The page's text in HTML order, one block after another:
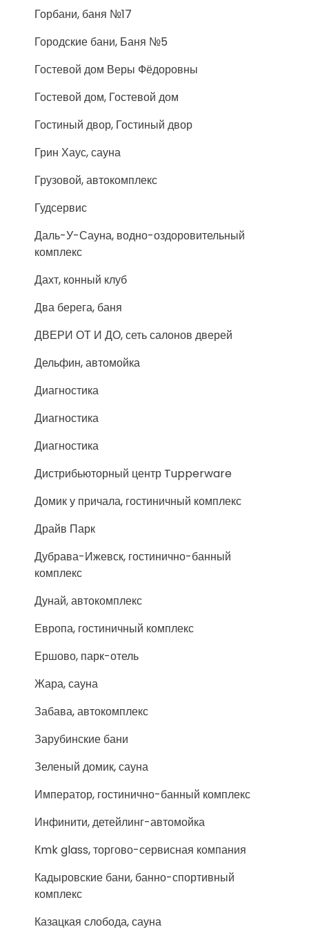
Горбани, баня №17
Городские бани, Баня №5
Гостевой дом Веры Фёдоровны
Гостевой дом, Гостевой дом
Гостиный двор, Гостиный двор
Грин Хаус, сауна
Грузовой, автокомплекс
Гудсервис
Даль-У-Сауна, водно-оздоровительный
комплекс
Дахт, конный клуб
Два берега, баня
ДВЕРИ ОТ И ДО, сеть салонов дверей
Дельфин, автомойка
Диагностика
Диагностика
Диагностика
Дистрибьюторный центр Tupperware
Домик у причала, гостиничный комплекс
Драйв Парк
Дубрава-Ижевск, гостинично-банный
комплекс
Дунай, автокомплекс
Европа, гостиничный комплекс
Ершово, парк-отель
Жара, сауна
Забава, автокомплекс
Зарубинские бани
Зеленый домик, сауна
Император, гостинично-банный комплекс
Инфинити, детейлинг-автомойка
Кmk glass, торгово-сервисная компания
Кадыровские бани, банно-спортивный
комплекс
Казацкая слобода, сауна